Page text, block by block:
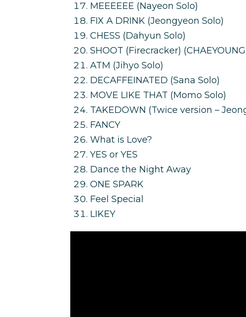
MEEEEEE (Nayeon Solo)
FIX A DRINK (Jeongyeon Solo)
CHESS (Dahyun Solo)
SHOOT (Firecracker)
ATM (Jihyo Solo)
DECAFFEINATED (Sana Solo)
MOVE LIKE THAT (Momo Solo)
TAKEDOWN (Twice version –
FANCY
What is Love?
YES or YES
Dance the Night Away
ONE SPARK
Feel Special
LIKEY